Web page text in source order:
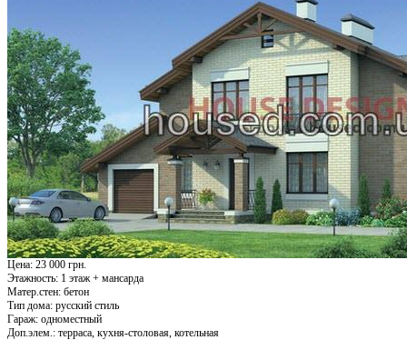
Цена: 23 000 грн.
Этажность: 1 этаж + мансарда
Матер.стен: бетон
Тип дома: русский стиль
Гараж: одноместный
Доп.элем.: терраса, кухня-столовая, котельная